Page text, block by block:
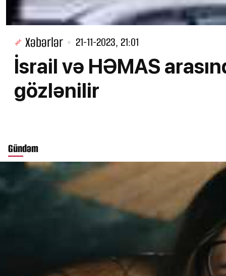
Xəbərlər 21-11-2023, 21:01
İsrail və HƏMAS
gözlənilir
Gündəm